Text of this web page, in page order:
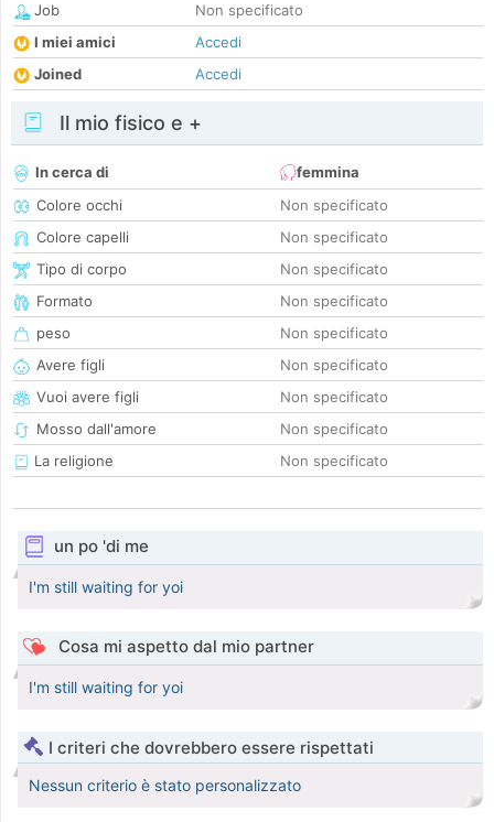
Job
Non specificato
I miei amici
Accedi
Joined
Accedi
Il mio fisico e +
In cerca di
femmina
Colore occhi
Non specificato
Colore capelli
Non specificato
Tipo di corpo
Non specificato
Formato
Non specificato
peso
Non specificato
Avere figli
Non specificato
Vuoi avere figli
Non specificato
Mosso dall'amore
Non specificato
La religione
Non specificato
un po 'di me
I'm still waiting for yoi
Cosa mi aspetto dal mio partner
I'm still waiting for yoi
I criteri che dovrebbero essere rispettati
Nessun criterio è stato personalizzato